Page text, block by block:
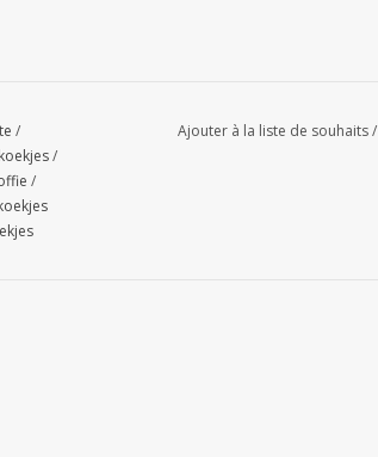
/
/
/
Ajouter à la liste de souhaits/